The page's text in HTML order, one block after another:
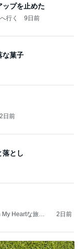
ップを止めた
行く 9日前
な菓子
2日前
落とし
Heartな旅日
2日前